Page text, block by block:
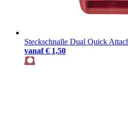
Steckschnalle Dual Quick
vanaf € 1,50